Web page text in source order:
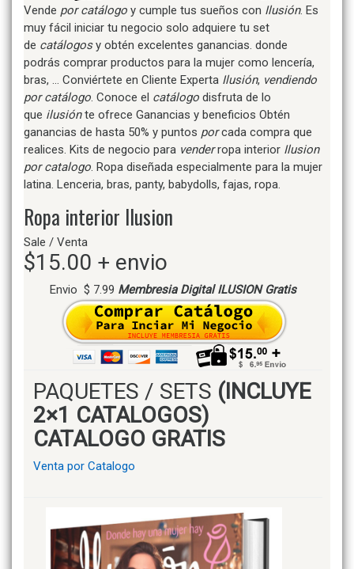
Vende por catálogo y cumple tus sueños con Ilusión. Es
muy fácil iniciar tu negocio solo adquiere tu set
de catálogosy obtén excelentes ganancias. donde
podrás comprar productos para la mujer como lencería,
bras, … Conviértete en Cliente Experta Ilusión, vendiendo
por catálogo. Conoce el catálogo disfruta de lo
que ilusiónte ofrece Ganancias y beneficios Obtén
ganancias de hasta 50% y puntos porcada compra que
realices. Kits de negocio para venderropa interior Ilusion
por catalogo. Ropa diseñada especialmente para la mujer
latina. Lenceria, bras, panty, babydolls, fajas, ropa.
Ropa interior Ilusion
Sale / Venta
$15.00 + envio
Envio $ 7.99 Membresia Digital ILUSION Gratis
PAQUETES / SETS (INCLUYE
2×1 CATALOGOS)
CATALOGO GRATIS
Venta por Catalogo